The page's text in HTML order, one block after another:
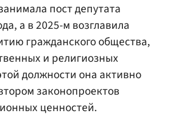
пост депутата
а в 2025-м возглавила
гражданского общества,
и религиозных
должности она активно
законопроектов
ценностей.